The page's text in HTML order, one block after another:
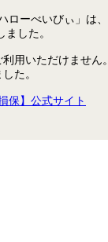
ローべいびぃ」は、
した。
用いただけません
た。
保】公式サイト